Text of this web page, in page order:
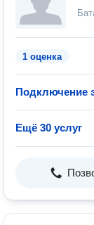
1 оценка
Подключение
Ещё 30 услуг